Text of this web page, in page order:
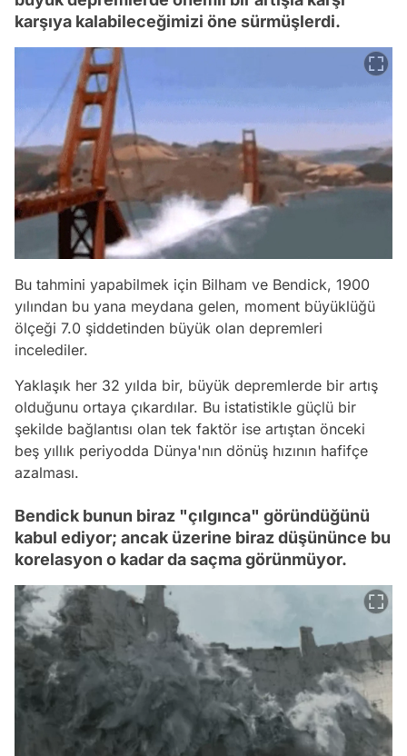
karşıya kalabileceğimizi öne sürmüşlerdi.
Bu tahmini yapabilmek için Bilham ve Bendick, 1900
yılından bu yana meydana gelen, moment büyüklüğü
ölçeği 7.0 şiddetinden büyük olan depremleri
incelediler.
Yaklaşık her 32 yılda bir, büyük depremlerde bir artış
olduğunu ortaya çıkardılar. Bu istatistikle güçlü bir
şekilde bağlantısı olan tek faktör ise artıştan önceki
beş yıllık periyodda Dünya'nın dönüş hızının hafifçe
azalması.
Bendick bunun biraz "çılgınca" göründüğünü
kabul ediyor; ancak üzerine biraz düşününce bu
korelasyon o kadar da saçma görünmüyor.